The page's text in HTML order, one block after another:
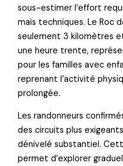
sous-estimer l’effort
mais techniques. Le Roc
seulement 3 kilomètres
une heure trente,
pour les familles avec
reprenant l’activité
prolongée.
Les randonneurs
des circuits plus
dénivelé substantiel.
permet d’explorer